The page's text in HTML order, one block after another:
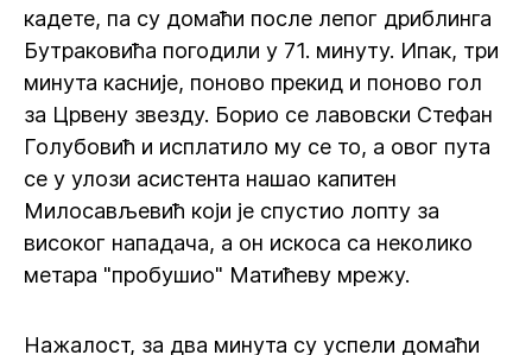
кадете, па су домаћи после лепог дриблинга
Бутраковића погодили у 71. минуту. Ипак, три
минута касније, поново прекид и поново гол
за Црвену звезду. Борио се лавовски Стефан
Голубовић и исплатило му се то, а овог пута
се у улози асистента нашао капитен
Милосављевић који је спустио лопту за
високог нападача, а он искоса са неколико
метара "пробушио" Матићеву мрежу.
Нажалост, за два минута су успели домаћи